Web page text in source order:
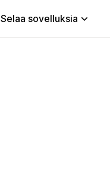
Selaa sovelluksia